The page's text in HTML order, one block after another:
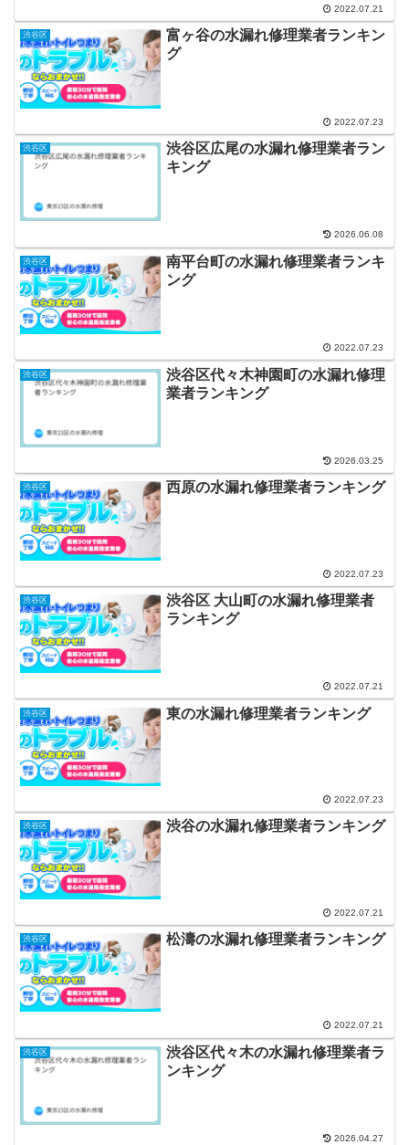
2022.07.21
渋谷区
富ヶ谷の水漏れ修理業者ランキン
グ
2022.07.23
渋谷区
渋谷区広尾の水漏れ修理業者ラン
キング
2026.06.08
渋谷区
南平台町の水漏れ修理業者ランキ
ング
2022.07.23
渋谷区
渋谷区代々木神園町の水漏れ修理
業者ランキング
2026.03.25
渋谷区 西原の水漏れ修理業者ランキング
2022.07.23
渋谷区
渋谷区 大山町の水漏れ修理業者
ランキング
2022.07.21
渋谷区 東の水漏れ修理業者ランキング
2022.07.23
渋谷区 渋谷の水漏れ修理業者ランキング
2022.07.21
渋谷区 松濤の水漏れ修理業者ランキング
2022.07.21
渋谷区
渋谷区代々木の水漏れ修理業者ラ
ンキング
2026.04.27